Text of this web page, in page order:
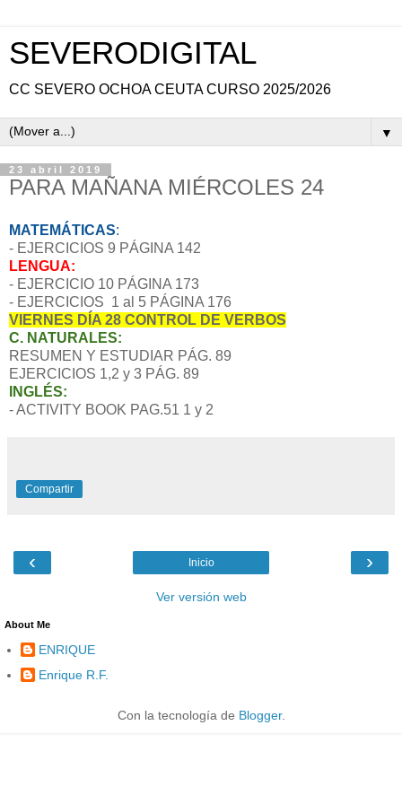
SEVERODIGITAL
CC SEVERO OCHOA CEUTA CURSO 2025/2026
▼
23 abril 2019
PARA MAÑANA MIÉRCOLES 24
MATEMÁTICAS:
- EJERCICIOS 9 PÁGINA 142
LENGUA:
- EJERCICIO 10 PÁGINA 173
- EJERCICIOS 1 al 5 PÁGINA 176
VIERNES DÍA 28 CONTROL DE VERBOS
C. NATURALES:
RESUMEN Y ESTUDIAR PÁG. 89
EJERCICIOS 1,2 y 3 PÁG. 89
INGLÉS:
- ACTIVITY BOOK PAG.51 1 y 2
Compartir
‹ ›
Inicio
Ver versión web
About Me
ENRIQUE
Enrique R.F.
Con la tecnología de Blogger.